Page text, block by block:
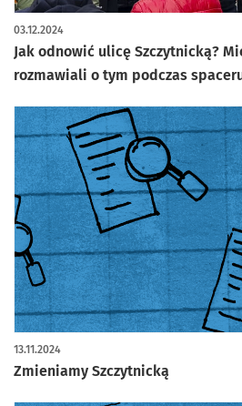
Jak odnowić ulicę Szczytnicką?
rozmawiali o tym podczas spaceru
03.12.2024
artykuł z galerią zdjęć
Zmieniamy Szczytnicką
13.11.2024